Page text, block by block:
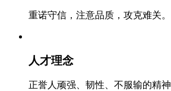
重诺守信，注意品质，攻克难关。
人才理念
正誉人顽强、韧性、不服输的精神